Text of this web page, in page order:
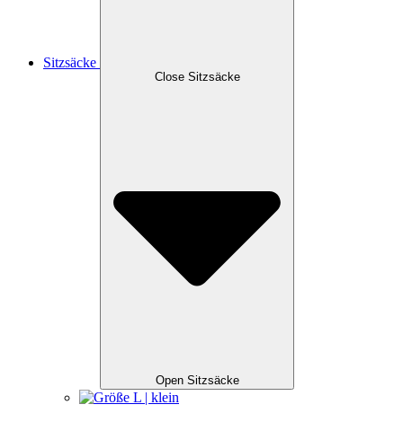
Sitzsäcke
Close Sitzsäcke
Open Sitzsäcke